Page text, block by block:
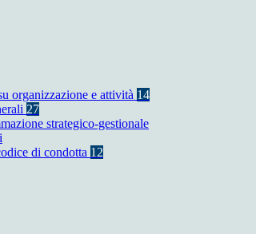
organizzazione e attività 14
27
strategico-gestionale
di condotta 12